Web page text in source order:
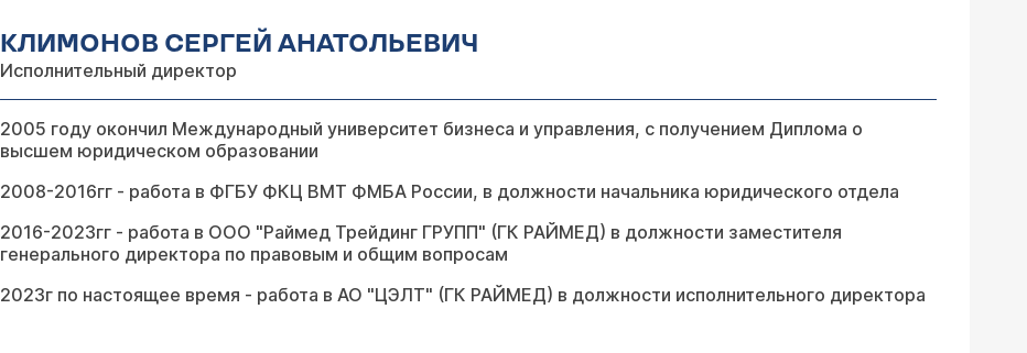
КЛИМОНОВ СЕРГЕЙ АНАТОЛЬЕВИЧ
Исполнительный директор
2005 году окончил Международный университет бизнеса и управления, с получением Диплома о
высшем юридическом образовании
2008-2016гг - работа в ФГБУ ФКЦ ВМТ ФМБА России, в должности начальника юридического отдела
2016-2023гг - работа в ООО "Раймед Трейдинг ГРУПП" (ГК РАЙМЕД) в должности заместителя
генерального директора по правовым и общим вопросам
2023г по настоящее время - работа в АО "ЦЭЛТ" (ГК РАЙМЕД) в должности исполнительного директора